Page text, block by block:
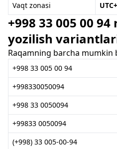
Vaqt zonasi
+998 33 005 00
yozilish
Raqamning barcha
+998 33 005 00 94
+998330050094
+998 33 0050094
+99833 0050094
(+998) 33 005-00-94